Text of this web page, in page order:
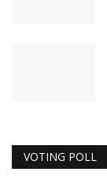
VOTING POLL